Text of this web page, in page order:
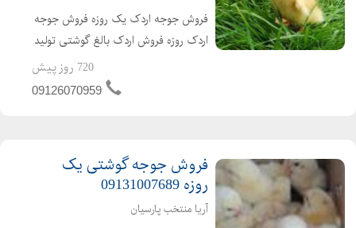
فروش جوجه اردک یک روزه فروش جوجه
اردک روزه فروش اردک بالغ گوشتی تولید
کننده ی جوجه اردک از یک روزه تا بالغ
فروش اردک گوشتی عمده ای و خرده ای
720 روز پیش
09126070959
فروش جوجه گوشتی یک
روزه 09131007689
آریا منتخب پارسیان